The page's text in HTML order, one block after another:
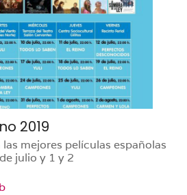
2019
mejores películas españolas
julio y 1 y 2